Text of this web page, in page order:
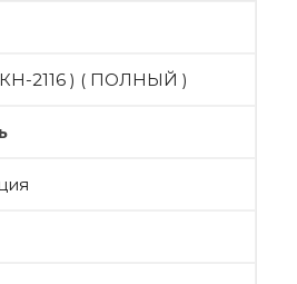
КН-2116 ) ( ПОЛНЫЙ )